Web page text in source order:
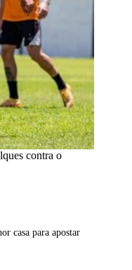
contra o
casa para apostar